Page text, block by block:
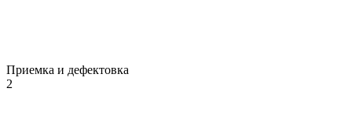
Приемка и дефектовка
2